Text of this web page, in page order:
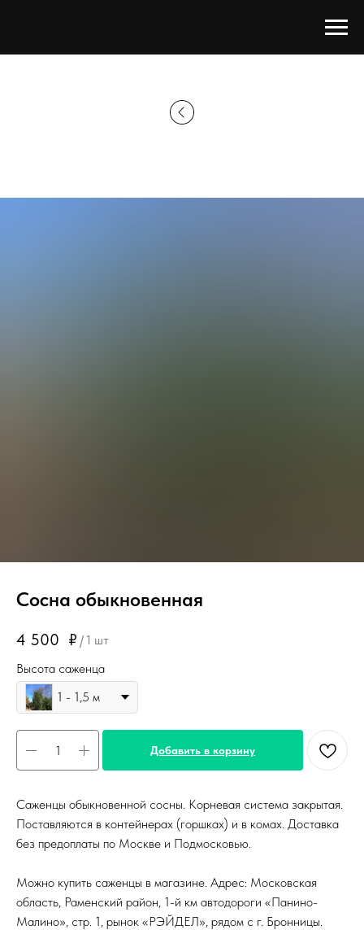
Сосна обыкновенная
4 500 ₽ / 1 шт
Высота саженца
1 - 1,5 м
Добавить в корзину
Саженцы обыкновенной сосны. Корневая система закрытая.
Поставляются в контейнерах (горшках) и в комах. Доставка
без предоплаты по Москве и Подмосковью.
Можно купить саженцы в магазине. Адрес: Московская
область, Раменский район, 1-й км автодороги «Панино-
Малино», стр. 1, рынок «РЭЙДЕЛ», рядом с г. Бронницы.